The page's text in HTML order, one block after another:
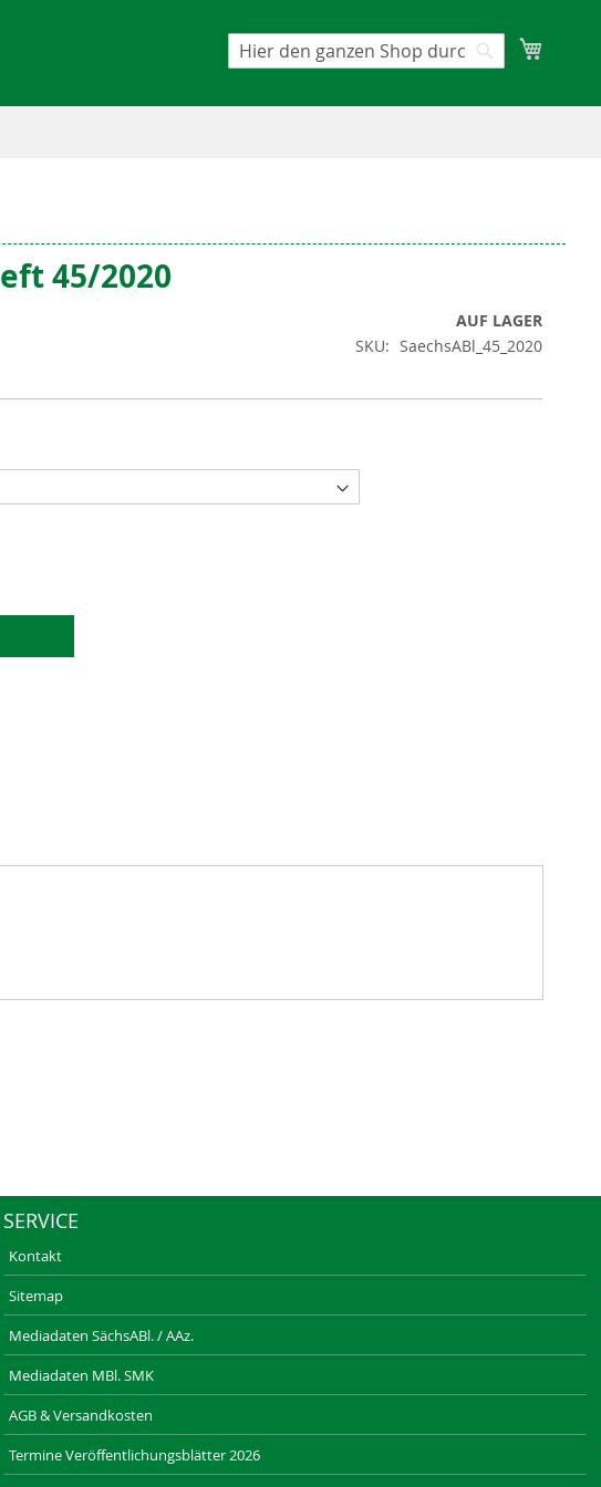
Suche
45/2020
AUF LAGER
SKU
SaechsABl_45_2020
SERVICE
Kontakt
Sitemap
Mediadaten SächsABl. / AAz.
Mediadaten MBl. SMK
AGB & Versandkosten
Termine Veröffentlichungsblätter 2026